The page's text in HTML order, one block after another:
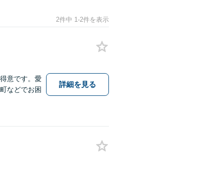
2件中 1-2件を表示
意です。愛
などでお困
詳細を見る